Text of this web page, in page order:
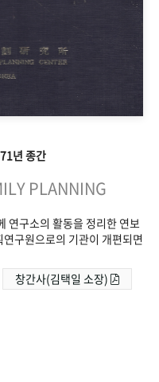
년 종간
PLANNING
연구소의 활동을 정리한 연보
구원으로의 기관이 개편되면
창간사(김택일 소장)